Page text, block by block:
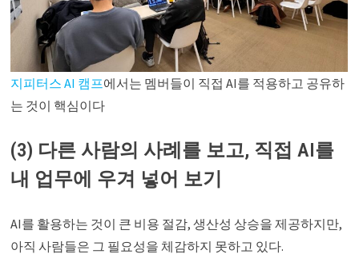
지피터스 AI 캠프에서는 멤버들이 직접 AI를 적용하고 공유하
는 것이 핵심이다
(3) 다른 사람의 사례를 보고, 직접 AI를
내 업무에 우겨 넣어 보기
AI를 활용하는 것이 큰 비용 절감, 생산성 상승을 제공하지만,
아직 사람들은 그 필요성을 체감하지 못하고 있다.